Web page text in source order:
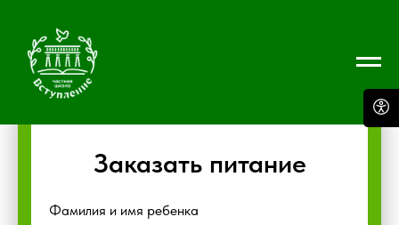
Заказать питание
Фамилия и имя ребенка